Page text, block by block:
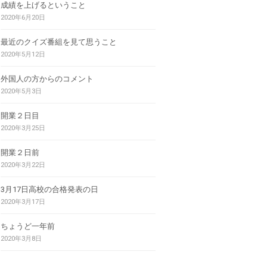
成績を上げるということ
2020年6月20日
最近のクイズ番組を見て思うこと
2020年5月12日
外国人の方からのコメント
2020年5月3日
開業２日目
2020年3月25日
開業２日前
2020年3月22日
3月17日高校の合格発表の日
2020年3月17日
ちょうど一年前
2020年3月8日